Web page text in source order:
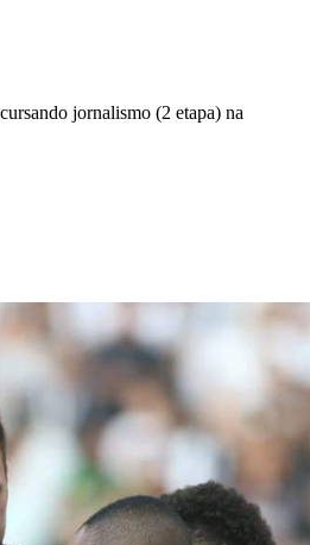
jornalismo (2 etapa) na